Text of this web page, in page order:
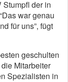
der in
war genau
für uns”, fügt
geschulten
Mitarbeiter
Spezialisten in